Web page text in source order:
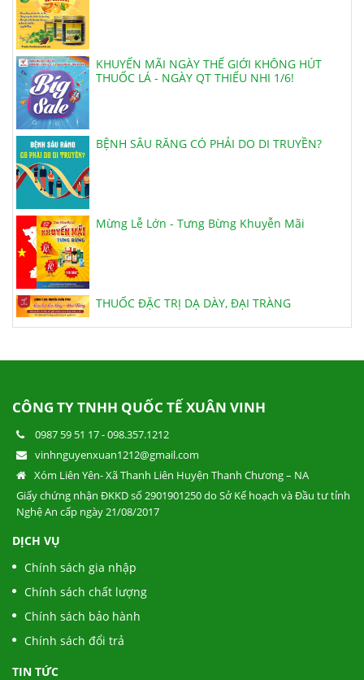
THUỐC LÁ - NGÀY QT THIẾU NHI 1/6!
KHUYẾN MÃI NGÀY THẾ GIỚI KHÔNG HÚT
THUỐC LÁ - NGÀY QT THIẾU NHI 1/6!
Mừng Lễ Lớn - Tưng Bừng Khuyễn Mãi
CÔNG TY TNHH QUỐC TẾ XUÂN VINH
0987 59 51 17-098.357.1212
vinhnguyenxuan1212@gmail.com
Xóm Liên Yên- Xã Thanh Liên Huyện Thanh Chương – NA
Giấy chứng nhận ĐKKD số 2901901250 do Sở Kế hoạch và Đầu tư tỉnh
Nghệ An cấp ngày 21/08/2017
DỊCH VỤ
Chính sách gia nhập
Chính sách chất lượng
Chính sách bảo hành
Chính sách đổi trả
TIN TỨC